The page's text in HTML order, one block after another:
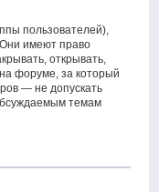
пользователей),
имеют право
открывать,
форуме, за который
— не допускать
темам